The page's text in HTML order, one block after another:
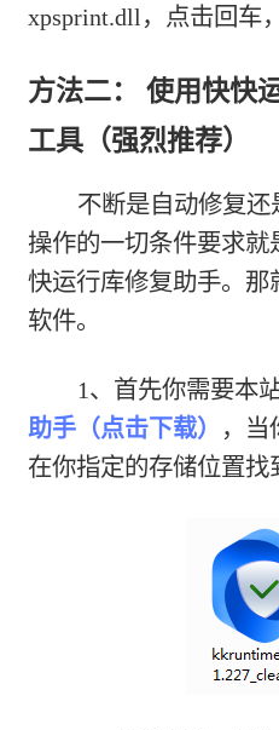
xpsprint.dll，点击回车
方法二： 使用快快
工具（强烈推荐）
不断是自动修复
操作的一切条件要求
快运行库修复助手。
软件。
1、首先你需要本
助手（点击下载）
，当
在你指定的存储位置找